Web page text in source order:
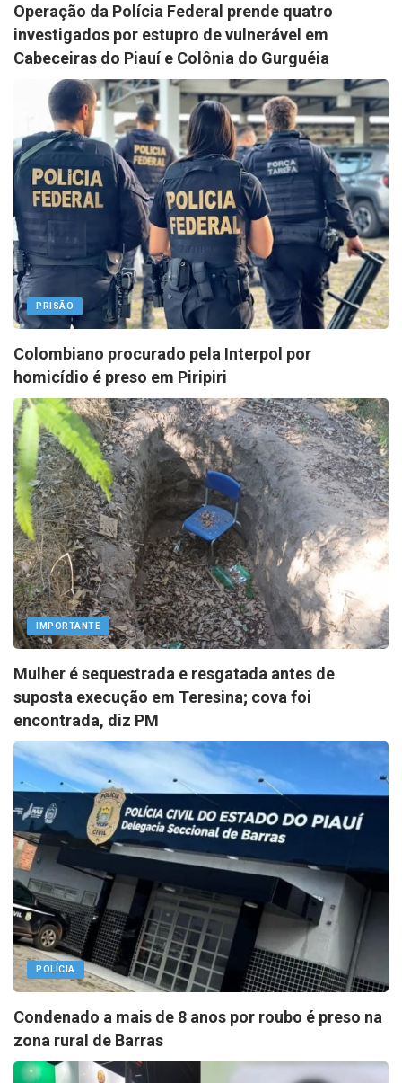
Operação da Polícia Federal prende quatro
investigados por estupro de vulnerável em
Cabeceiras do Piauí e Colônia do Gurguéia
PRISÃO
Colombiano procurado pela Interpol por
homicídio é preso em Piripiri
IMPORTANTE
Mulher é sequestrada e resgatada antes de
suposta execução em Teresina; cova foi
encontrada, diz PM
POLÍCIA
Condenado a mais de 8 anos por roubo é preso na
zona rural de Barras